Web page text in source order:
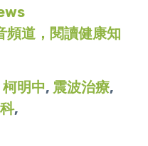
頻道，閱讀健康知
柯明中, 震波治療,
,